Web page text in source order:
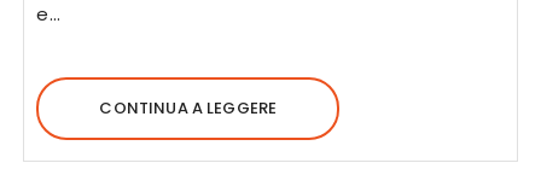
e…
CONTINUA A LEGGERE